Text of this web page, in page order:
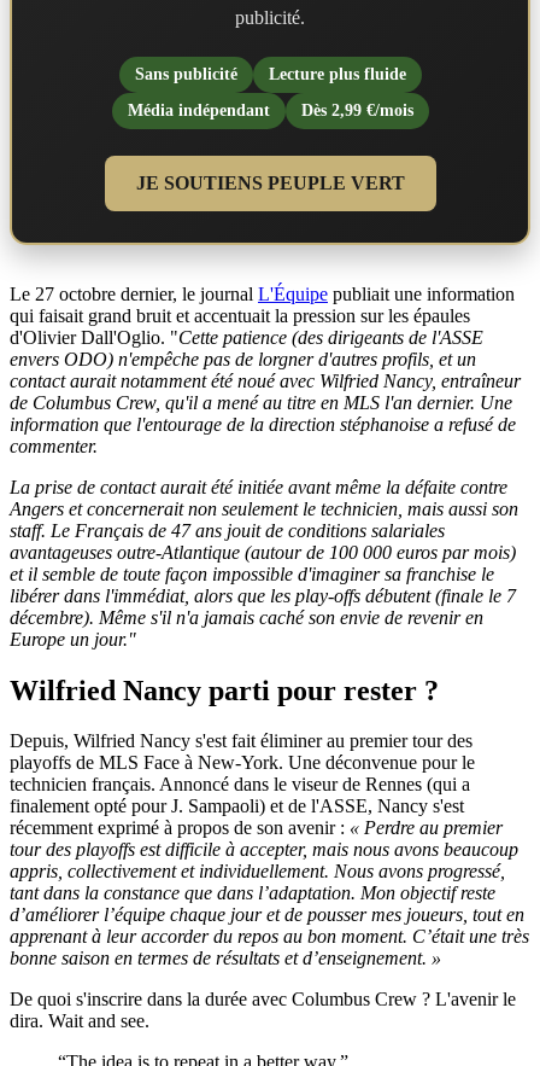
publicité.
Sans publicité
Lecture plus fluide
Média indépendant
Dès 2,99 €/mois
JE SOUTIENS PEUPLE VERT
Le 27 octobre dernier, le journal L'Équipe publiait une information
qui faisait grand bruit et accentuait la pression sur les épaules
d'Olivier Dall'Oglio. "Cette patience (des dirigeants de l'ASSE
envers ODO) n'empêche pas de lorgner d'autres profils, et un
contact aurait notamment été noué avec Wilfried Nancy, entraîneur
de Columbus Crew, qu'il a mené au titre en MLS l'an dernier. Une
information que l'entourage de la direction stéphanoise a refusé de
commenter.
La prise de contact aurait été initiée avant même la défaite contre
Angers et concernerait non seulement le technicien, mais aussi son
staff. Le Français de 47 ans jouit de conditions salariales
avantageuses outre-Atlantique (autour de 100 000 euros par mois)
et il semble de toute façon impossible d'imaginer sa franchise le
libérer dans l'immédiat, alors que les play-offs débutent (finale le 7
décembre). Même s'il n'a jamais caché son envie de revenir en
Europe un jour."
Wilfried Nancy parti pour rester ?
Depuis, Wilfried Nancy s'est fait éliminer au premier tour des
playoffs de MLS Face à New-York. Une déconvenue pour le
technicien français. Annoncé dans le viseur de Rennes (qui a
finalement opté pour J. Sampaoli) et de l'ASSE, Nancy s'est
récemment exprimé à propos de son avenir : « Perdre au premier
tour des playoffs est difficile à accepter, mais nous avons beaucoup
appris, collectivement et individuellement. Nous avons progressé,
tant dans la constance que dans l’adaptation. Mon objectif reste
d’améliorer l’équipe chaque jour et de pousser mes joueurs, tout en
apprenant à leur accorder du repos au bon moment. C’était une très
bonne saison en termes de résultats et d’enseignement. »
De quoi s'inscrire dans la durée avec Columbus Crew ? L'avenir le
dira. Wait and see.